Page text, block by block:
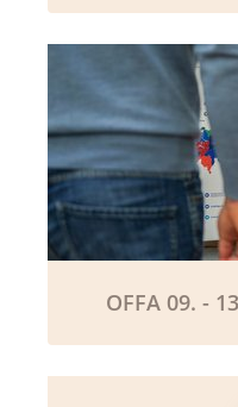
OFFA 09. -